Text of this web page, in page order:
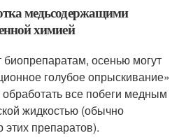
медьсодержащими
химией
биопрепаратам, осенью могут
голубое опрыскивание»
все побеги медным
жидкостью (обычно
этих препаратов).